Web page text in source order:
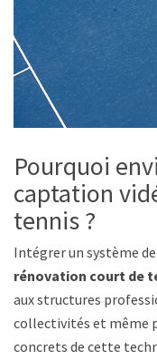
Pourquoi
captation
tennis ?
Intégrer un système
rénovation court de
aux structures
collectivités et même
concrets de cette